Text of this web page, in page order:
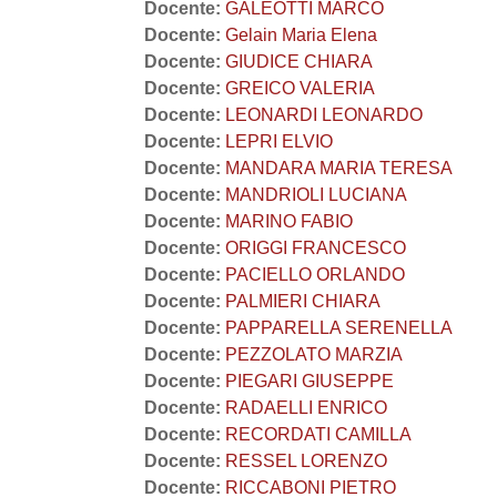
Docente: GALEOTTI MARCO
Docente: Gelain Maria Elena
Docente: GIUDICE CHIARA
Docente: GREICO VALERIA
Docente: LEONARDI LEONARDO
Docente: LEPRI ELVIO
Docente: MANDARA MARIA TERESA
Docente: MANDRIOLI LUCIANA
Docente: MARINO FABIO
Docente: ORIGGI FRANCESCO
Docente: PACIELLO ORLANDO
Docente: PALMIERI CHIARA
Docente: PAPPARELLA SERENELLA
Docente: PEZZOLATO MARZIA
Docente: PIEGARI GIUSEPPE
Docente: RADAELLI ENRICO
Docente: RECORDATI CAMILLA
Docente: RESSEL LORENZO
Docente: RICCABONI PIETRO